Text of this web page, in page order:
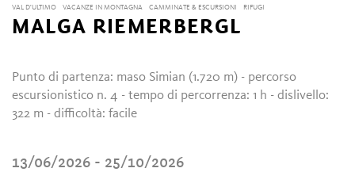
VAL D'ULTIMO VACANZE IN MONTAGNA CAMMINATE & ESCURSIONI RIFUGI
MALGA RIEMERBERGL
Punto di partenza: maso Simian (1.720 m) - percorso
escursionistico n. 4 - tempo di percorrenza: 1 h - dislivello:
322 m - difficoltà: facile
13/06/2026 - 25/10/2026